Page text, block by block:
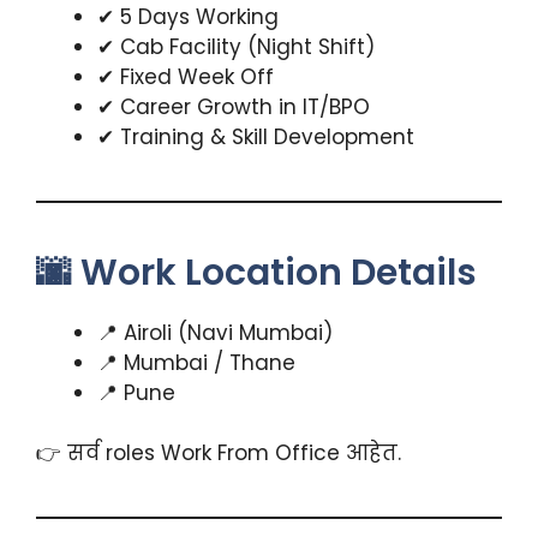
✔ 5 Days Working
✔ Cab Facility (Night Shift)
✔ Fixed Week Off
✔ Career Growth in IT/BPO
✔ Training & Skill Development
🌆 Work Location Details
📍 Airoli (Navi Mumbai)
📍 Mumbai / Thane
📍 Pune
👉 सर्व roles Work From Office आहेत.